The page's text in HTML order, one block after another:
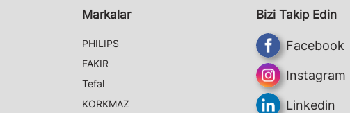
Markalar
PHILIPS
FAKIR
Tefal
KORKMAZ
Bizi Takip Edin
Facebook
Instagram
Linkedin